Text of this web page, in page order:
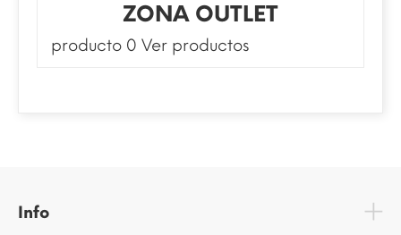
ZONA OUTLET
producto 0 Ver productos
Info